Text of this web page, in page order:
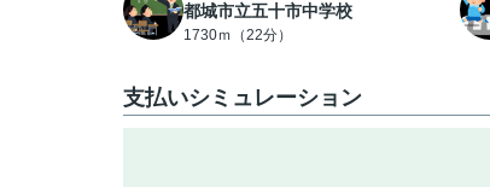
都城市立五十市中学校
1730ｍ（22分）
支払いシミュレーション